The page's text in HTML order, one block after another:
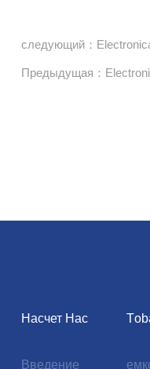
следующий：
Предыдущая：
Насчет Нас
Введение